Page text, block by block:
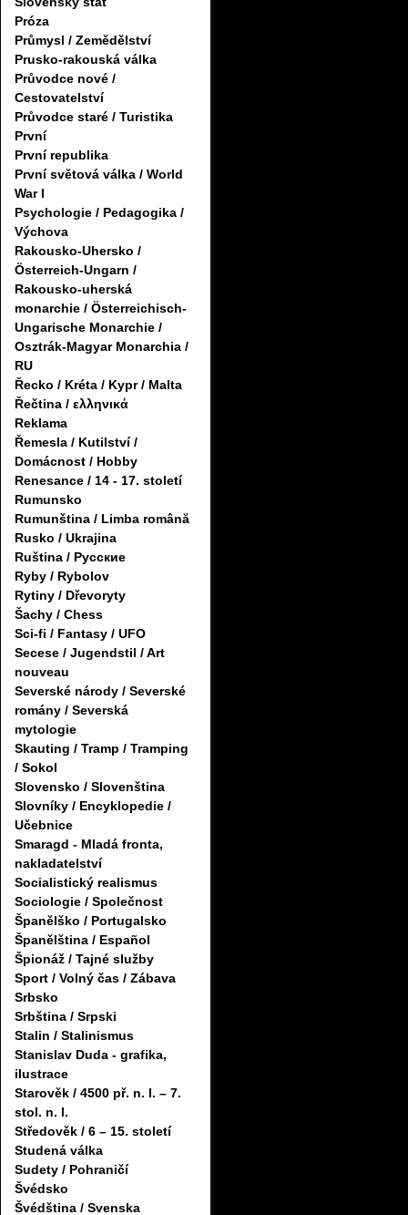
Próza
Průmysl / Zemědělství
Prusko-rakouská válka
Průvodce nové /
Cestovatelství
Průvodce staré / Turistika
První
První republika
První světová válka / World
War I
Psychologie / Pedagogika /
Výchova
Rakousko-Uhersko /
Österreich-Ungarn /
Rakousko-uherská
monarchie / Österreichisch-
Ungarische Monarchie /
Osztrák-Magyar Monarchia /
RU
Řecko / Kréta / Kypr / Malta
Řečtina / ελληνικά
Reklama
Řemesla / Kutilství /
Domácnost / Hobby
Renesance / 14 - 17. století
Rumunsko
Rumunština / Limba română
Rusko / Ukrajina
Ruština / Русские
Ryby / Rybolov
Rytiny / Dřevoryty
Šachy / Chess
Sci-fi / Fantasy / UFO
Secese / Jugendstil / Art
nouveau
Severské národy / Severské
romány / Severská
mytologie
Skauting / Tramp / Tramping
/ Sokol
Slovensko / Slovenština
Slovníky / Encyklopedie /
Učebnice
Smaragd - Mladá fronta,
nakladatelství
Socialistický realismus
Sociologie / Společnost
Španělško / Portugalsko
Španělština / Español
Špionáž / Tajné služby
Sport / Volný čas / Zábava
Srbsko
Srbština / Srpski
Stalin / Stalinismus
Stanislav Duda - grafika,
ilustrace
Starověk / 4500 př. n. l. – 7.
stol. n. l.
Středověk / 6 – 15. století
Studená válka
Sudety / Pohraničí
Švédsko
Švédština / Svenska